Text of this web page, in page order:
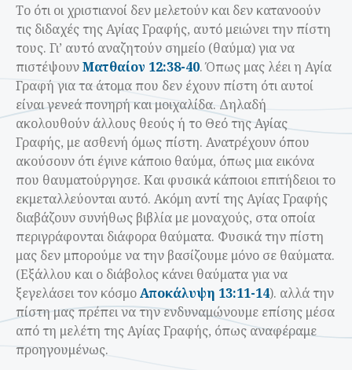
Το ότι οι χριστιανοί δεν μελετούν και δεν κατανοούν
τις διδαχές της Αγίας Γραφής, αυτό μειώνει την πίστη
τους. Γι’ αυτό αναζητούν σημείο (θαύμα) για να
πιστέψουνΜατθαίον 12:38-40. Όπως μας λέει η Αγία
Γραφή για τα άτομα που δεν έχουν πίστη ότι αυτοί
είναι γενεά πονηρή και μοιχαλίδα. Δηλαδή
ακολουθούν άλλους θεούς ή το Θεό της Αγίας
Γραφής, με ασθενή όμως πίστη. Ανατρέχουν όπου
ακούσουν ότι έγινε κάποιο θαύμα, όπως μια εικόνα
που θαυματούργησε. Και φυσικά κάποιοι επιτήδειοι το
εκμεταλλεύονται αυτό. Ακόμη αντί της Αγίας Γραφής
διαβάζουν συνήθως βιβλία με μοναχούς, στα οποία
περιγράφονται διάφορα θαύματα. Φυσικά την πίστη
μας δεν μπορούμε να την βασίζουμε μόνο σε θαύματα.
(Εξάλλου και ο διάβολος κάνει θαύματα για να
ξεγελάσει τον κόσμοΑποκάλυψη 13:11-14). αλλά την
πίστη μας πρέπει να την ενδυναμώνουμε επίσης μέσα
από τη μελέτη της Αγίας Γραφής, όπως αναφέραμε
προηγουμένως.